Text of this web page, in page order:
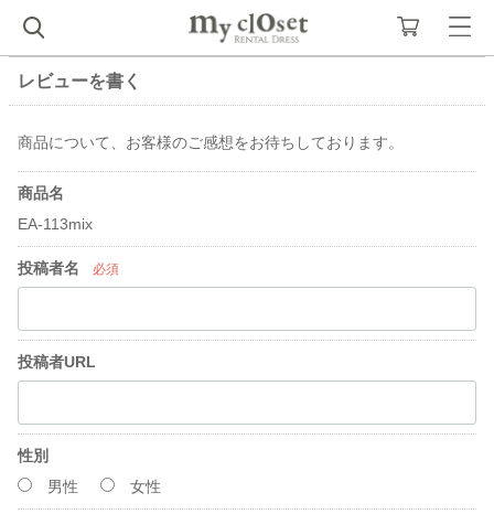
レビューを書く
商品について、お客様のご感想をお待ちしております。
商品名
EA-113mix
投稿者名 必須
投稿者URL
性別
男性
女性